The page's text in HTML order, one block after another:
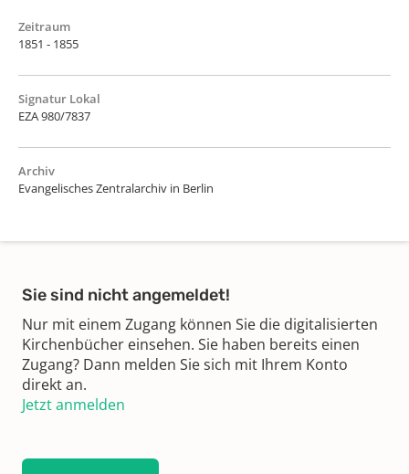
Zeitraum
1851 - 1855
Signatur Lokal
EZA 980/7837
Archiv
Evangelisches Zentralarchiv in Berlin
Sie sind nicht angemeldet!
Nur mit einem Zugang können Sie die digitalisierten
Kirchenbücher einsehen. Sie haben bereits einen
Zugang? Dann melden Sie sich mit Ihrem Konto
direkt an.
Jetzt anmelden